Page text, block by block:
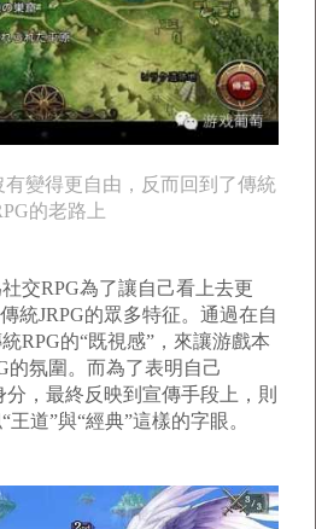
有變得更自由，反而回到了傳統
的老路上
交RPG為了讓自己看上去更
統JRPG的眾多特征。通過在自
RPG的“既視感”，來讓游戲本
的氛圍。而為了表明自己
分，最終反映到宣傳手段上，則
道”與“經典”這樣的字眼。